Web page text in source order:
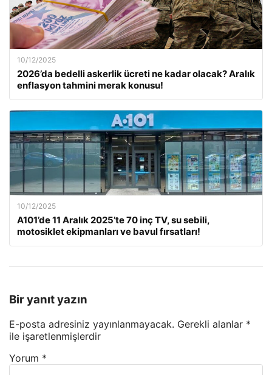
10/12/2025
2026’da bedelli askerlik ücreti ne kadar olacak? Aralık
enflasyon tahmini merak konusu!
10/12/2025
A101’de 11 Aralık 2025’te 70 inç TV, su sebili,
motosiklet ekipmanları ve bavul fırsatları!
Bir yanıt yazın
E-posta adresiniz yayınlanmayacak. Gerekli alanlar *
ile işaretlenmişlerdir
Yorum *